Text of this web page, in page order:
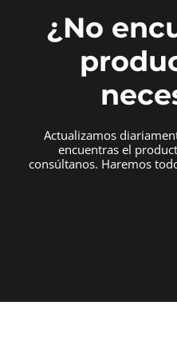
¿No
Actualizamos
encuentras el
consúltanos. Haremos